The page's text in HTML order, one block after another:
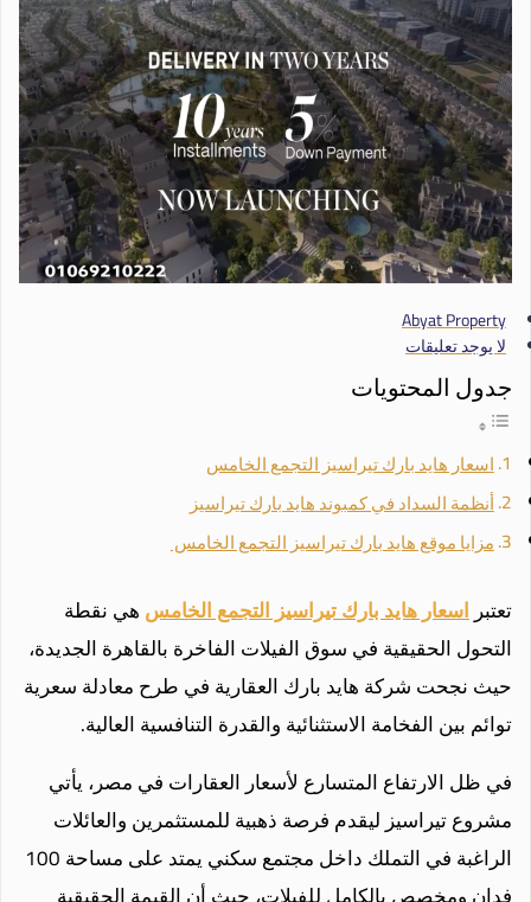
Abyat Property
لا يوجد تعليقات
جدول المحتويات
اسعار هايد بارك تيراسيز التجمع الخامس
أنظمة السداد في كمبوند هايد بارك تيراسيز
مزايا موقع هايد بارك تيراسيز التجمع الخامس
تعتبراسعار هايد بارك تيراسيز التجمع الخامسهي نقطة
التحول الحقيقية في سوق الفيلات الفاخرة بالقاهرة الجديدة،
حيث نجحت شركة هايد بارك العقارية في طرح معادلة سعرية
توائم بين الفخامة الاستثنائية والقدرة التنافسية العالية.
في ظل الارتفاع المتسارع لأسعار العقارات في مصر، يأتي
مشروع تيراسيز ليقدم فرصة ذهبية للمستثمرين والعائلات
الراغبة في التملك داخل مجتمع سكني يمتد على مساحة 100